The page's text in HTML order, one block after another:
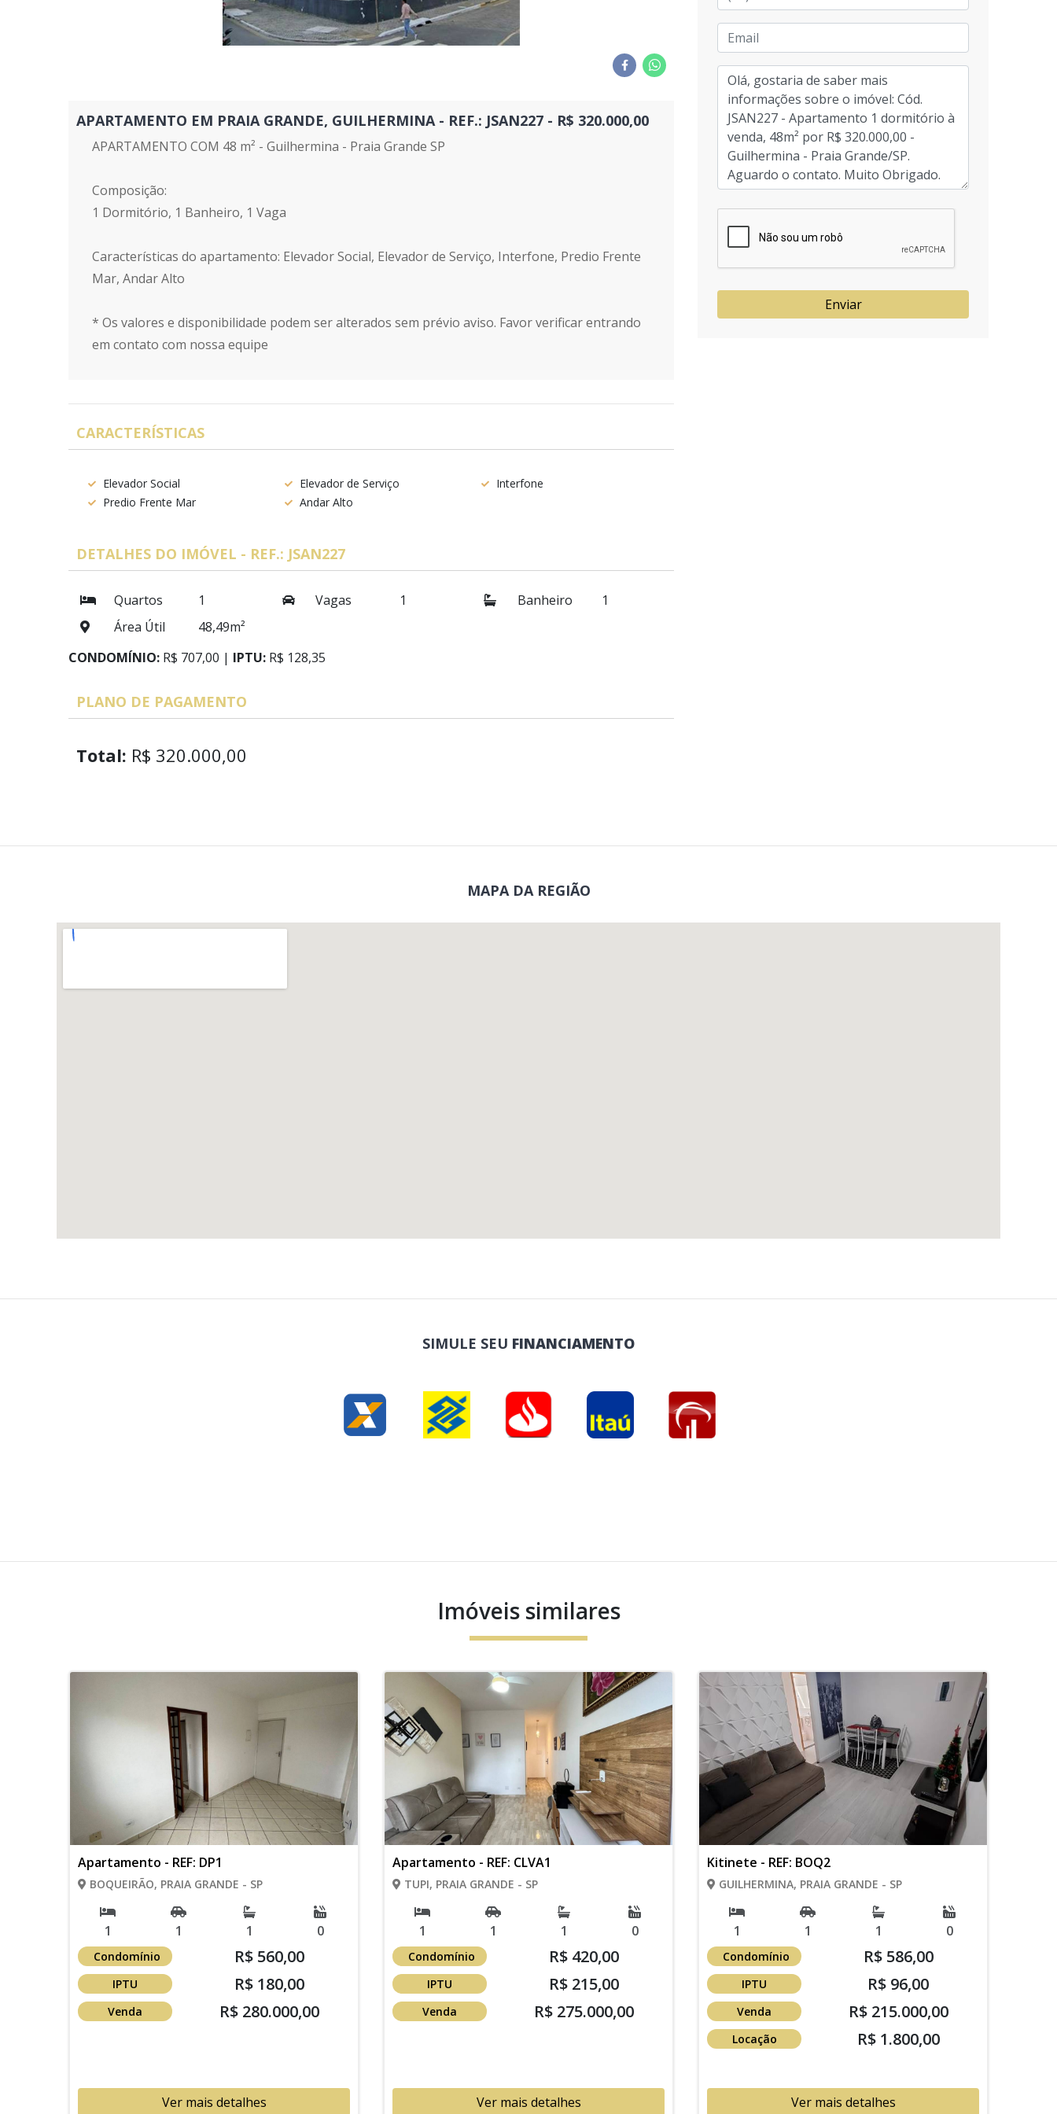
APARTAMENTO EM PRAIA GRANDE, GUILHERMINA - REF.: JSAN227 - R$ 320.000,00
APARTAMENTO COM 48 m² - Guilhermina - Praia Grande SP
Composição:
1 Dormitório, 1 Banheiro, 1 Vaga
Características do apartamento: Elevador Social, Elevador de Serviço, Interfone, Predio Frente
Mar, Andar Alto
* Os valores e disponibilidade podem ser alterados sem prévio aviso. Favor verificar entrando
em contato com nossa equipe
CARACTERÍSTICAS
Elevador Social Elevador de Serviço
Interfone
Predio Frente Mar
Andar Alto
DETALHES DO IMÓVEL - REF.: JSAN227
Quartos 1 Vagas 1 Banheiro
1
Área Útil
48,49m²
CONDOMÍNIO: R$ 707,00 | IPTU: R$ 128,35
PLANO DE PAGAMENTO
Total: R$ 320.000,00
Enviar
MAPA DA REGIÃO
SIMULE SEU FINANCIAMENTO
Imóveis similares
Apartamento - REF: DP1
BOQUEIRÃO, PRAIA GRANDE - SP
1 1 1 0
Condomínio R$ 560,00
IPTU R$ 180,00
Venda R$ 280.000,00
Ver mais detalhes
Apartamento - REF: CLVA1
TUPI, PRAIA GRANDE - SP
1 1 1 0
Condomínio R$ 420,00
IPTU R$ 215,00
Venda R$ 275.000,00
Ver mais detalhes
Kitinete - REF: BOQ2
GUILHERMINA, PRAIA GRANDE - SP
1 1 1 0
Condomínio R$ 586,00
IPTU R$ 96,00
Venda R$ 215.000,00
Locação R$ 1.800,00
Ver mais detalhes